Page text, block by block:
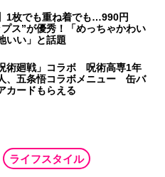
1枚でも重ね着でも…990円
ス”が優秀！「めっちゃかわい
いい」と話題
術廻戦」コラボ 呪術高専1年
、五条悟コラボメニュー 缶バ
カードもらえる
ライフスタイル